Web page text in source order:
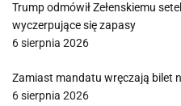
Trump odmówił Zełenskiemu
wyczerpujące się zapasy
6 sierpnia 2026
Zamiast mandatu wręczają bilet
6 sierpnia 2026